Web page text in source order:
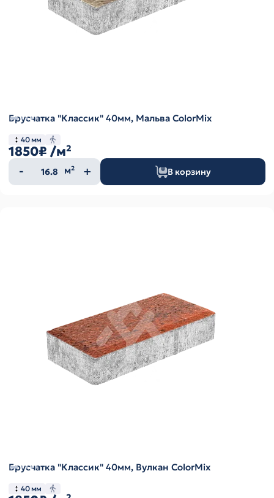
Брусчатка "Классик" 40мм, Мальва ColorMix
40 мм
1850₽ /м²
Количество
товара
м² В корзину
Брусчатка "Классик" 40мм, Вулкан ColorMix
40 мм